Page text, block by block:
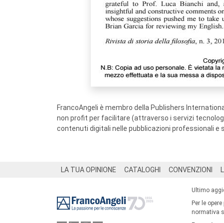
FrancoAngeli è membro della Publishers
non profit per facilitare (attraverso i servizi
contenuti digitali nelle pubblicazioni professionali e
LA TUA OPINIONE CATALOGHI CONVENZIONI
Ultimo
Per le
normativa